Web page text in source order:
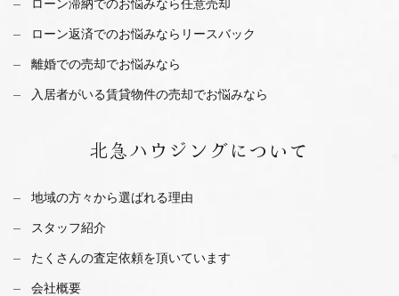
ローン滞納でのお悩みなら任意売却
ローン返済でのお悩みならリースバック
離婚での売却でお悩みなら
入居者がいる賃貸物件の売却でお悩みなら
北急ハウジングについて
地域の方々から選ばれる理由
スタッフ紹介
たくさんの査定依頼を頂いています
会社概要